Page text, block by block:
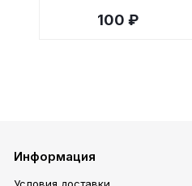
100 ₽
Информация